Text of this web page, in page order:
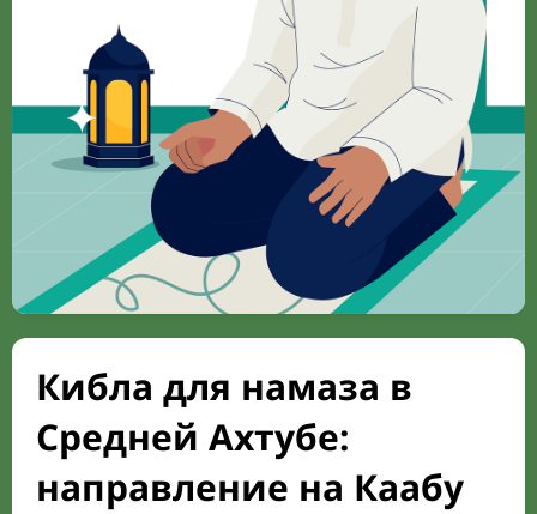
Кибла для намаза в
Средней Ахтубе:
направление на Каабу